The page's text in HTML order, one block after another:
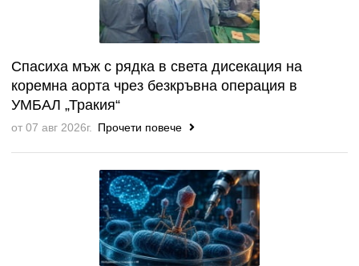
Спасиха мъж с рядка в света дисекация на
коремна аорта чрез безкръвна операция в
УМБАЛ „Тракия“
от 07 авг 2026г. Прочети повече